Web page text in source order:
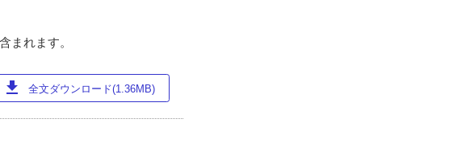
まれます。
download 全文ダウンロード(1.36MB)